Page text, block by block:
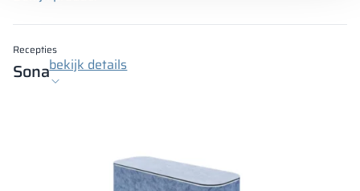
Recepties
Sonabekijk details